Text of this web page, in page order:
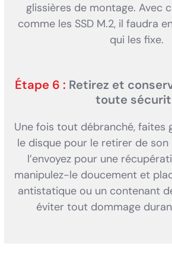
glissières de montage. Avec
comme les SSD M.2, il faudra
qui les fixe.
Étape 6 : Retirez et
toute
Une fois tout débranché, faites
le disque pour le retirer de son
l’envoyez pour une
manipulez-le doucement et
antistatique ou un contenant
éviter tout dommage